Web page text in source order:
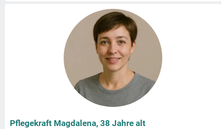
Pflegekraft Magdalena, 38 Jahre alt